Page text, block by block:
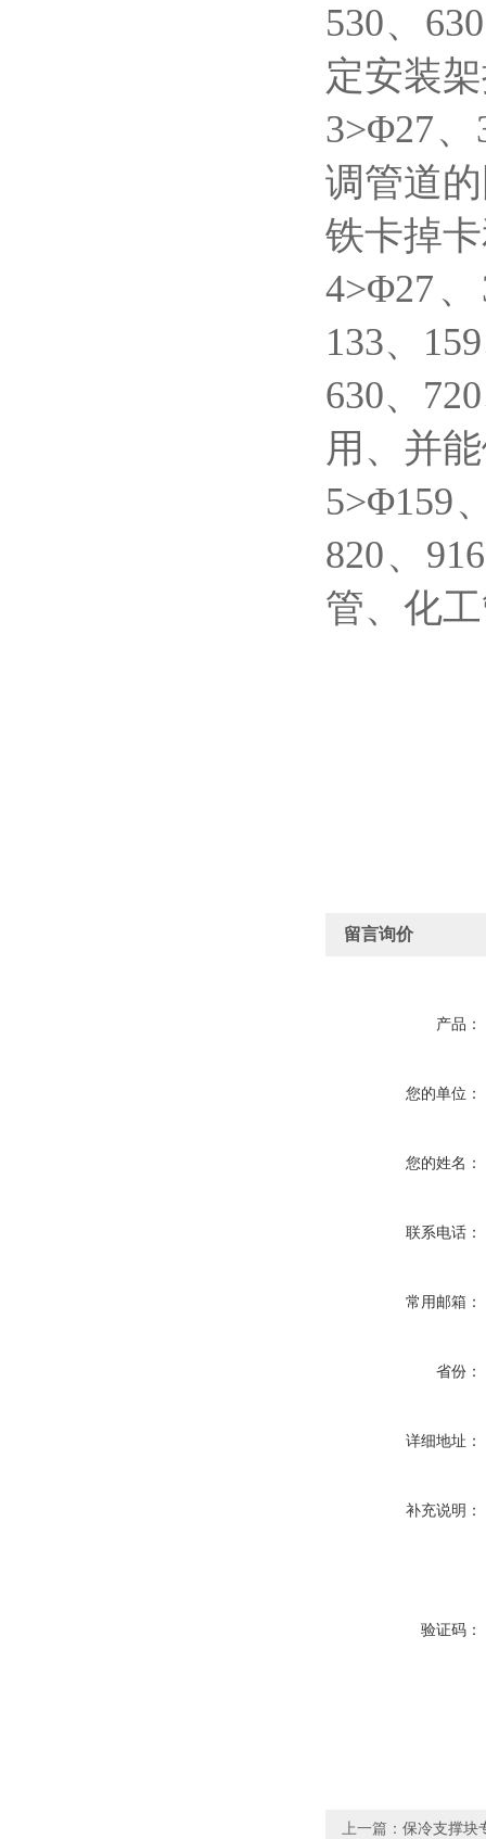
530、
定安装
3>Φ27、
调管道
铁卡掉
4>Φ27
133、
630、
用、并
5>Φ159
820、
管、化
留言询价
产品：
您的单位：
您的姓名：
联系电话：
常用邮箱：
省份：
详细地址：
补充说明：
验证码：
上一篇： 保冷支撑块